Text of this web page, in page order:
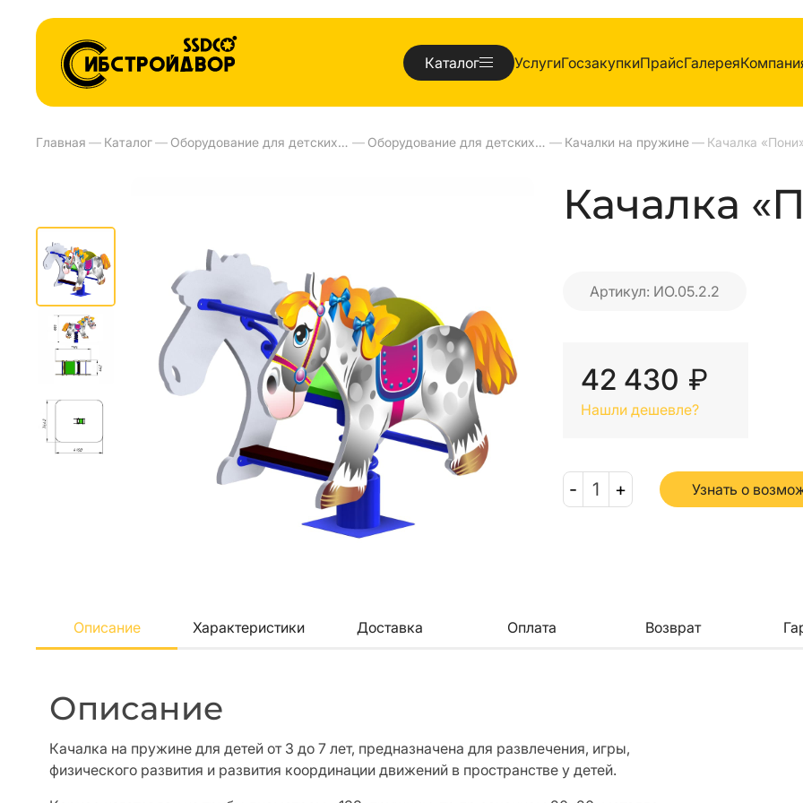
Каталог УслугиГосзакупкиПрайсГалерея
Главная — Каталог— Оборудование для детских площадок и детских садов — Оборудование для детских площадок — Качалки на пружине— Качалка
Качалка
Артикул: ИО.05.2.2
42 430 ₽
Нашли дешевле?
- 1 + Узнать о
Описание Характеристики Доставка Оплата Возврат
Описание
Качалка на пружине для детей от 3 до 7 лет, предназначена для развлечения, игры,
физического развития и развития координации движений в пространстве у детей.